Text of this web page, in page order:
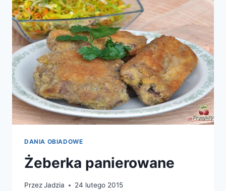
DANIA OBIADOWE
Żeberka panierowane
PrzezJadzia 24 lutego 2015